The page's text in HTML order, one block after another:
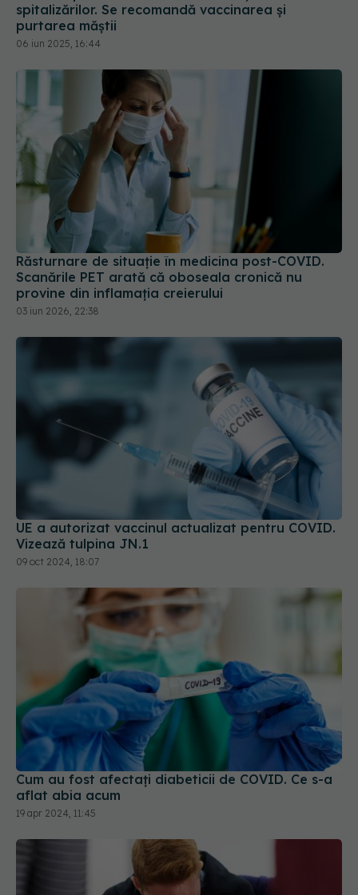
Răsturnare de situație în medicina post-COVID.
Scanările PET arată că oboseala cronică nu
provine din inflamația creierului
03 iun 2026, 22:38
UE a autorizat vaccinul actualizat pentru COVID.
Vizează tulpina JN.1
09 oct 2024, 18:07
Cum au fost afectați diabeticii de COVID. Ce s-a
aflat abia acum
19 apr 2024, 11:45